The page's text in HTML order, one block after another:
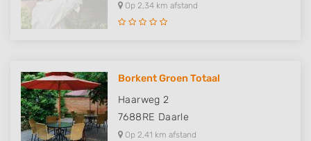
Op 2,34 km afstand
Borkent Groen Totaal
Haarweg 2
7688RE Daarle
Op 2,41 km afstand